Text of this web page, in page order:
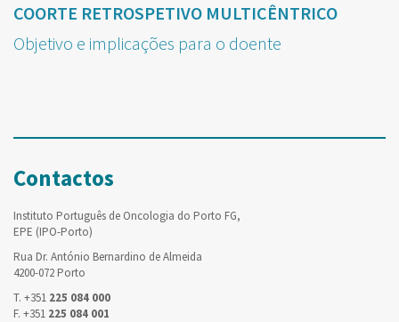
COORTE RETROSPETIVO MULTICÊNTRICO
Objetivo e implicações para o doente
Contactos
Instituto Português de Oncologia do Porto FG,
EPE (IPO-Porto)
Rua Dr. António Bernardino de Almeida
4200-072 Porto
T. +351 225 084 000
F. +351 225 084 001